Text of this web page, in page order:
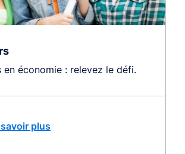
en économie : relevez le défi.
plus